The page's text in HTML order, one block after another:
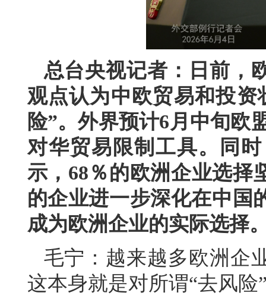
总台央视记者：日前，
观点认为中欧贸易和投
险”。外界预计6月中旬欧
对华贸易限制工具。同
示，68％的欧洲企业选择
的企业进一步深化在中国
成为欧洲企业的实际选择
毛宁：越来越多欧洲企
这本身就是对所谓“去风险